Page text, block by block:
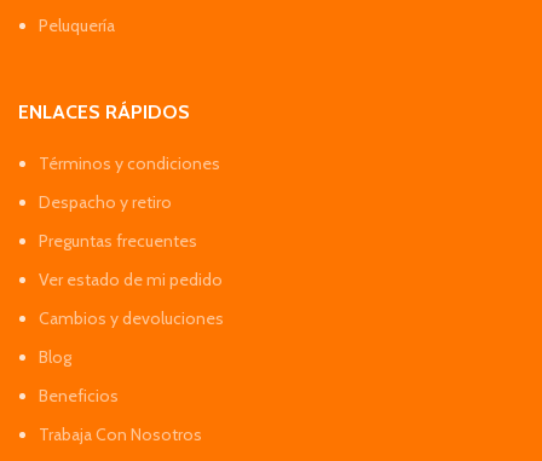
Peluquería
ENLACES RÁPIDOS
Términos y condiciones
Despacho y retiro
Preguntas frecuentes
Ver estado de mi pedido
Cambios y devoluciones
Blog
Beneficios
Trabaja Con Nosotros